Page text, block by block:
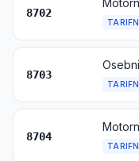
8702
8703
8704